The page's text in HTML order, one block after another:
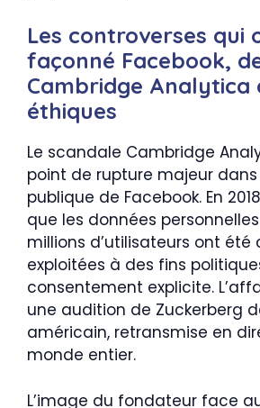
Les controverses qui
façonné Facebook,
Cambridge Analytica
éthiques
Le scandale Cambridge
point de rupture majeur dans
publique de Facebook. En
que les données
millions d’utilisateurs ont été
exploitées à des fins
consentement explicite.
une audition de Zuckerberg
américain, retransmise en
monde entier.
L’image du fondateur face